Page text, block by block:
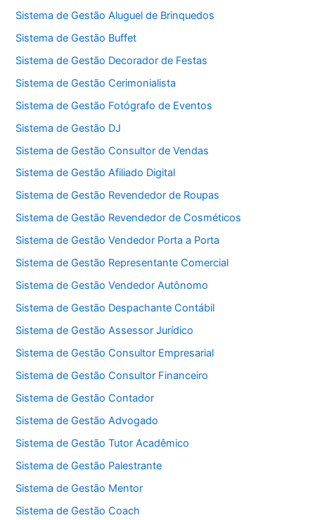
Sistema de Gestão Aluguel de Brinquedos
Sistema de Gestão Buffet
Sistema de Gestão Decorador de Festas
Sistema de Gestão Cerimonialista
Sistema de Gestão Fotógrafo de Eventos
Sistema de Gestão DJ
Sistema de Gestão Consultor de Vendas
Sistema de Gestão Afiliado Digital
Sistema de Gestão Revendedor de Roupas
Sistema de Gestão Revendedor de Cosméticos
Sistema de Gestão Vendedor Porta a Porta
Sistema de Gestão Representante Comercial
Sistema de Gestão Vendedor Autônomo
Sistema de Gestão Despachante Contábil
Sistema de Gestão Assessor Jurídico
Sistema de Gestão Consultor Empresarial
Sistema de Gestão Consultor Financeiro
Sistema de Gestão Contador
Sistema de Gestão Advogado
Sistema de Gestão Tutor Acadêmico
Sistema de Gestão Palestrante
Sistema de Gestão Mentor
Sistema de Gestão Coach